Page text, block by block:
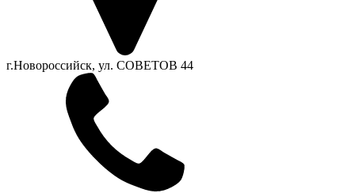
г.Новороссийск, ул. СОВЕТОВ 44